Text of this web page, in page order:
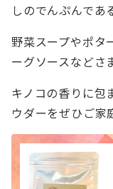
しのでんぷんであ
野菜スープやポタ
ーグソースなどさ
キノコの香りに包
ウダーをぜひご家